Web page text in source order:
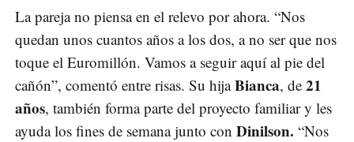
La pareja no piensa en el relevo por ahora. “Nos
quedan unos cuantos años a los dos, a no ser que nos
toque el Euromillón. Vamos a seguir aquí al pie del
cañón”, comentó entre risas. Su hijaBianca, de 21
años, también forma parte del proyecto familiar y les
ayuda los fines de semana junto con Dinilson. “Nos